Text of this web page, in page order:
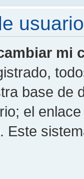
mi
base de
el
Este